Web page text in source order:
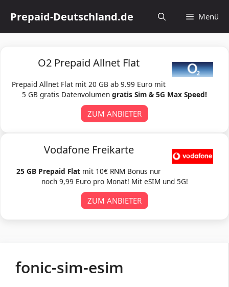
Inhalt
springen
Prepaid-Deutschland.de Menü
O2 Prepaid Allnet Flat
Prepaid Allnet Flat mit 20 GB ab 9.99 Euro mit
5 GB gratis Datenvolumen gratis Sim & 5G Max Speed!
ZUM ANBIETER
Vodafone Freikarte
25 GB Prepaid Flat mit 10€ RNM Bonus nur
noch 9,99 Euro pro Monat! Mit eSIM und 5G!
ZUM ANBIETER
fonic-sim-esim